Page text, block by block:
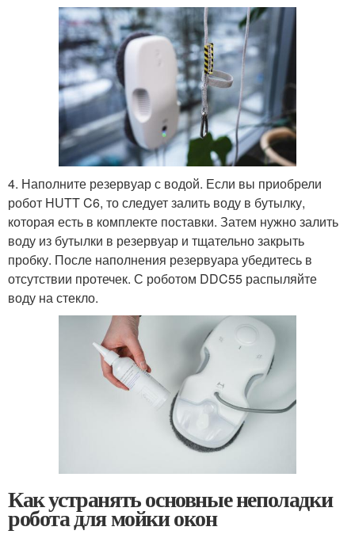
4. Наполните резервуар с водой. Если вы приобрели
робот HUTT C6, то следует залить воду в бутылку,
которая есть в комплекте поставки. Затем нужно залить
воду из бутылки в резервуар и тщательно закрыть
пробку. После наполнения резервуара убедитесь в
отсутствии протечек. С роботом DDC55 распыляйте
воду на стекло.
Как устранять основные неполадки
робота для мойки окон